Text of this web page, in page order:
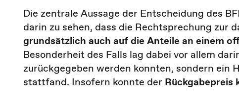
Die zentrale Aussage der Entscheidung des
darin zu sehen, dass die Rechtsprechung zur
grundsätzlich auch aufdie Anteile an einem
Besonderheit des Falls lag dabei vor allem
zurückgegeben werden konnten, sondern ein
stattfand. Insofern konnte der Rückgabepreis